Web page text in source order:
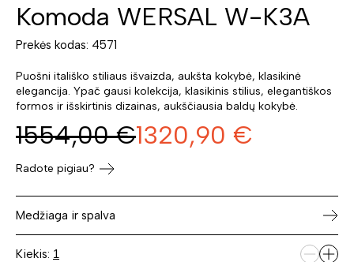
Komoda WERSAL W-K3A
Prekės kodas: 4571
Puošni itališko stiliaus išvaizda, aukšta kokybė, klasikinė
elegancija. Ypač gausi kolekcija, klasikinis stilius, elegantiškos
formos ir išskirtinis dizainas, aukščiausia baldų kokybė.
1554,00 €1320,90 €
Radote pigiau?
Medžiaga ir spalva
Kiekis: